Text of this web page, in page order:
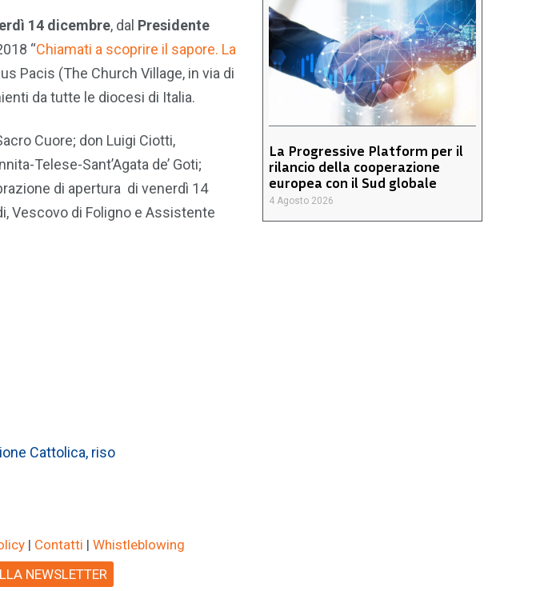
14 dicembre, dal Presidente
“Chiamati a scoprire il sapore. La
Pacis (The Church Village, in via di
da tutte le diocesi di Italia.
Cuore; don Luigi Ciotti,
Telese-Sant’Agata de’ Goti;
di apertura di venerdì 14
Vescovo di Foligno e Assistente
Cattolica, riso
La Progressive Platform per il
rilancio della cooperazione
europea con il Sud globale
4 Agosto 2026
| Contatti | Whistleblowing
NEWSLETTER